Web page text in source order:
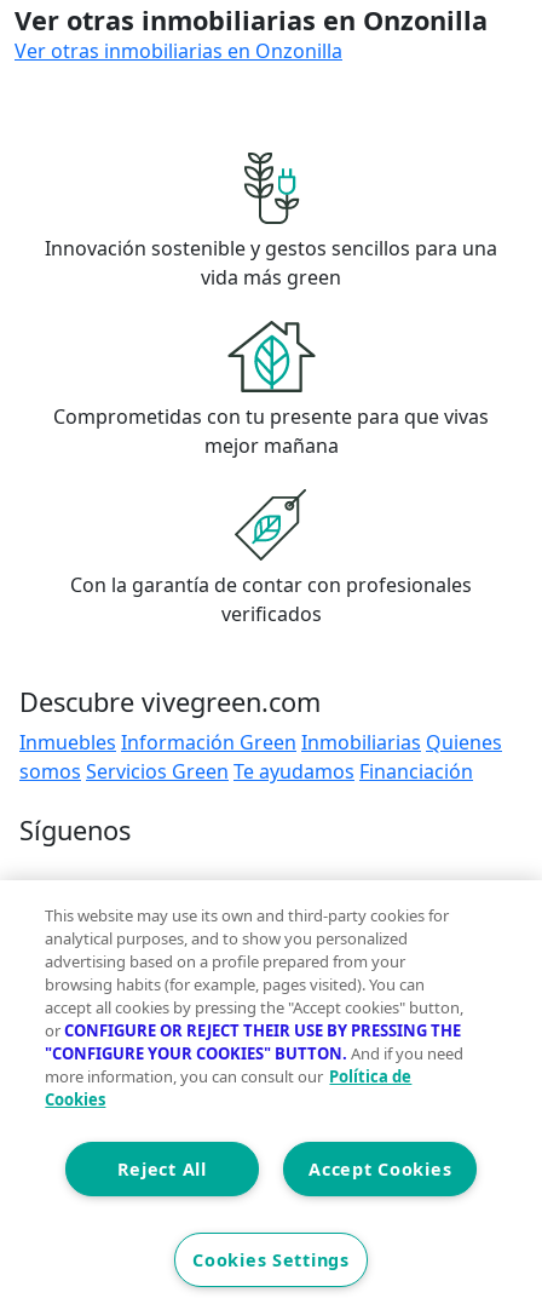
Ver otras inmobiliarias en Onzonilla
Ver otras inmobiliarias en Onzonilla
Innovación sostenible y gestos sencillos para una
vida más green
Comprometidas con tu presente para que vivas
mejor mañana
Con la garantía de contar con profesionales
verificados
Descubre vivegreen.com
Inmuebles Información Green Inmobiliarias Quienes
somos Servicios Green Te ayudamos Financiación
Síguenos
Contacto
hola@vivegreen.com
Aviso Legal
Condiciones de uso
Politica de privacidad
Política de cookies
Accesibilidad
© 2026 Vivegreen - Todos los derechos reservados - UCI
SERVICIOS PARA PROFESIONALES INMOBILIARIOS, S.A.U
This website may use its own and third-party cookies for
analytical purposes, and to show you personalized
advertising based on a profile prepared from your
browsing habits (for example, pages visited). You can
accept all cookies by pressing the "Accept cookies" button,
orCONFIGURE OR REJECT THEIR USE BY PRESSING THE
"CONFIGURE YOUR COOKIES" BUTTON. And if you need
more information, you can consult our Política de
Cookies
Accept Cookies
Reject All
Cookies Settings